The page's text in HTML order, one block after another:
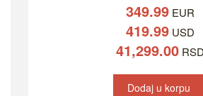
349.99 EUR
419.99 USD
41,299.00 RSD
Dodaj u korpu